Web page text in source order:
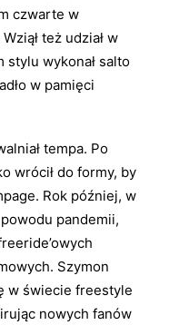
czwarte w
też udział w
stylu wykonał salto
w pamięci
tempa. Po
wrócił do formy, by
Rok później, w
pandemii,
Szymon
w świecie freestyle
nowych fanów